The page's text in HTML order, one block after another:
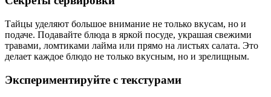
Тайцы уделяют большое внимание не только вкусам, но и
подаче. Подавайте блюда в яркой посуде, украшая свежими
травами, ломтиками лайма или прямо на листьях салата. Это
делает каждое блюдо не только вкусным, но и зрелищным.
Экспериментируйте с текстурами